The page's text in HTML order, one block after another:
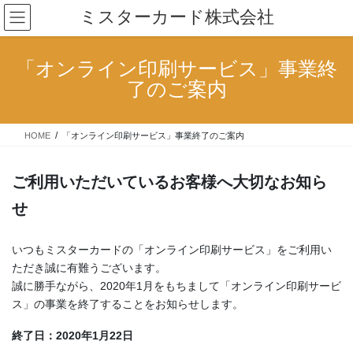
コ
ン
テ
キ
ナ
ビ
ゲ
に
ミスターカード株式会社
「オンライン印刷サービス」事業終
了のご案内
HOME 「オンライン印刷サービス」事業終了のご案内
ご利用いただいているお客様へ大切なお知ら
せ
いつもミスターカードの「オンライン印刷サービス」をご利用い
ただき誠に有難うございます。
誠に勝手ながら、2020年1月をもちまして「オンライン印刷サービ
ス」の事業を終了することをお知らせします。
終了日：2020年1月22日